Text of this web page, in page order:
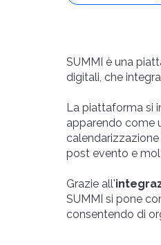
SUMMI è una
digitali, che
La piattaforma si
apparendo come
post evento e
Grazie all'
SUMMI si pone
consentendo di